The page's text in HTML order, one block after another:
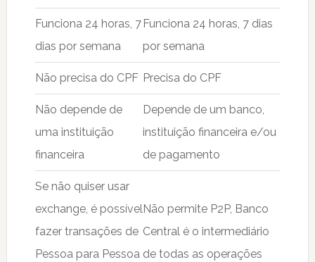
Funciona 24 horas, 7
dias por semana
Funciona 24 horas, 7 dias
por semana
Não precisa do CPF Precisa do CPF
Não depende de
uma instituição
financeira
Depende de um banco,
instituição financeira e/ou
de pagamento
Se não quiser usar
exchange, é possível
fazer transações de
Pessoa para Pessoa
Não permite P2P, Banco
Central é o intermediário
de todas as operações